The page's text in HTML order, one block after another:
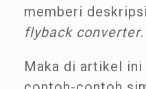
memberi
flyback converter.
Maka di artikel ini